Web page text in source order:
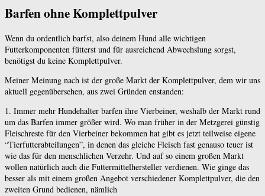
Barfen ohne Komplettpulver
Wenn du ordentlich barfst, also deinem Hund alle wichtigen
Futterkomponenten fütterst und für ausreichend Abwechslung sorgst,
benötigst du keine Komplettpulver.
Meiner Meinung nach ist der große Markt der Komplettpulver, dem wir uns
aktuell gegenübersehen, aus zwei Gründen enstanden:
1. Immer mehr Hundehalter barfen ihre Vierbeiner, weshalb der Markt rund
um das Barfen immer größer wird. Wo man früher in der Metzgerei günstig
Fleischreste für den Vierbeiner bekommen hat gibt es jetzt teilweise eigene
“Tierfutterabteilungen”, in denen das gleiche Fleisch fast genauso teuer ist
wie das für den menschlichen Verzehr. Und auf so einem großen Markt
wollen natürlich auch die Futtermittelhersteller verdienen. Wie ginge das
besser als mit einem großen Angebot verschiedener Komplettpulver, die den
zweiten Grund bedienen, nämlich